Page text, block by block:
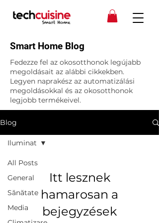
Smart Home Blog
Fedezze fel az okosotthonok legújabb
megoldásait az alábbi cikkekben.
Legyen naprakész az automatizálási
megoldásokkal és az okosotthonok
legjobb termékeivel.
Blog
All Posts
General
Sănătate
Media
Iluminat
Itt lesznek
hamarosan a
bejegyzések